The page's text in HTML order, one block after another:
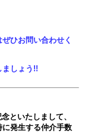
ひお問い合わせく
ましょう!!
といたしまして、
発生する仲介手数